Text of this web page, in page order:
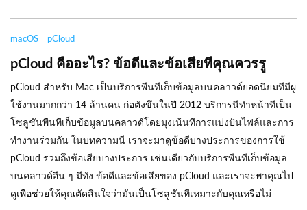
macOS pCloud
pCloud คืออะไร? ข้อดีและข้อเสียทีคุณควรรู
pCloud สำหรับ Mac เป็นบริการพืนทีเก็บข้อมูลบนคลาวด์ยอดนิยมทีมีผู
ใช้งานมากกว่า 14 ล้านคน ก่อตังขึนในปี 2012 บริการนีทำหน้าทีเป็น
โซลูชันพืนทีเก็บข้อมูลบนคลาวด์โดยมุงเน้นทีการแบ่งปันไฟล์และการ
ทำงานร่วมกัน ในบทความนี เราจะมาดูข้อดีบางประการของการใช้
pCloud รวมถึงข้อเสียบางประการ เช่นเดียวกับบริการพืนทีเก็บข้อมูล
บนคลาวด์อืน ๆ มีทัง ข้อดีและข้อเสียของ pCloud และเราจะพาคุณไป
ดูเพือช่วยให้คุณตัดสินใจว่ามันเป็นโซลูชันทีเหมาะกับคุณหรือไม่